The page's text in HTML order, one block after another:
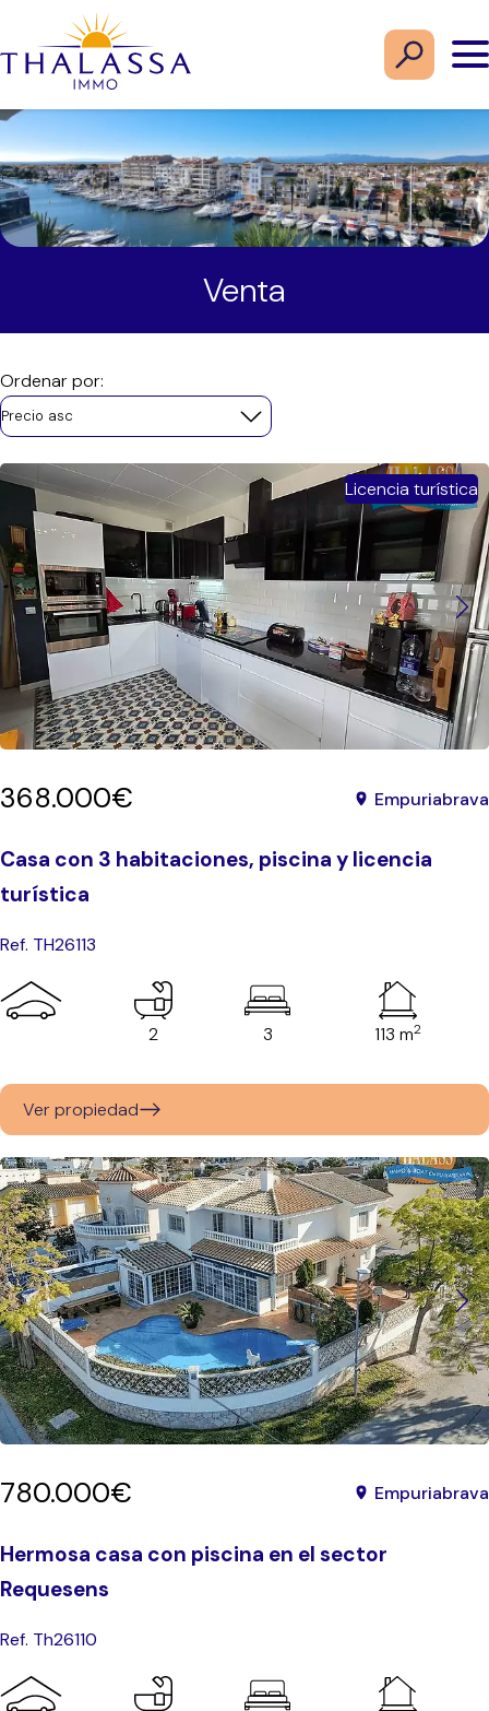
Venta
Ordenar por:
Precio asc
Licencia turística
368.000€ Empuriabrava
Casa con 3 habitaciones, piscina y licencia
turística
Ref. TH26113
2 3 113 m2
Ver propiedad
780.000€ Empuriabrava
Hermosa casa con piscina en el sector
Requesens
Ref. Th26110